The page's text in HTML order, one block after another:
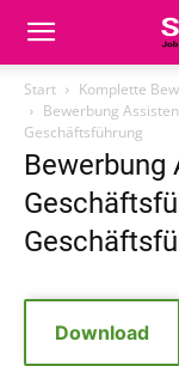
Start
Komplette
Bewerbung
Geschäftsführung
Bewerbung
Download